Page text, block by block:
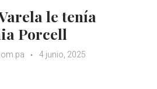
le tenía
Porcell
4 junio, 2025